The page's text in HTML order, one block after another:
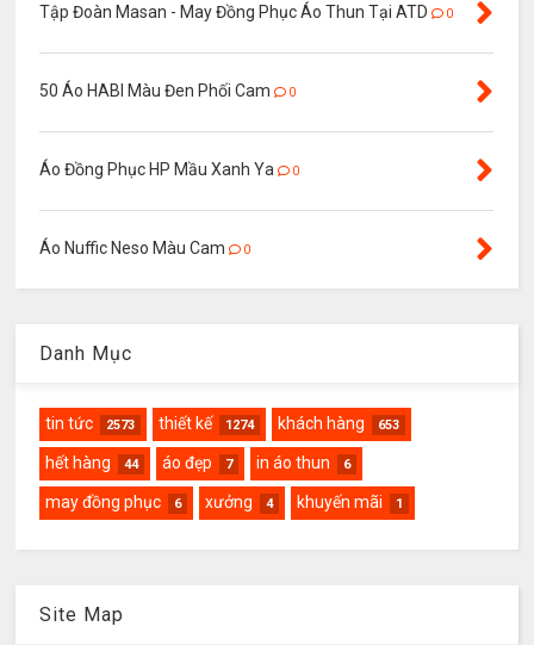
Tập Đoàn Masan - May Đồng Phục Áo Thun Tại ATD 0
50 Áo HABI Màu Đen Phối Cam 0
Áo Đồng Phục HP Mầu Xanh Ya 0
Áo Nuffic Neso Màu Cam 0
Danh Mục
tin tức 2573 thiết kế 1274 khách hàng 653
hết hàng 44 áo đẹp 7 in áo thun 6
may đồng phục 6 xưởng 4 khuyến mãi 1
Site Map